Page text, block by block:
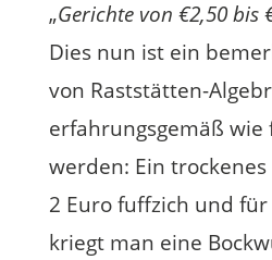
„Gerichte von €2,50 bis
Dies nun ist ein
von Raststätten-
erfahrungsgemäß
werden: Ein
2 Euro fuffzich und
kriegt man eine